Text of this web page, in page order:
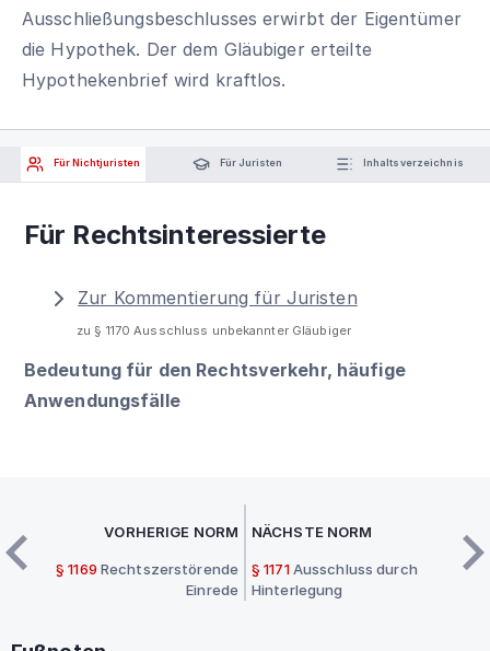
Ausschließungsbeschlusses erwirbt der Eigentümer
die Hypothek. Der dem Gläubiger erteilte
Hypothekenbrief wird kraftlos.
Für Nichtjuristen Für Juristen Inhaltsverzeichnis
Für Rechtsinteressierte
Zur Kommentierung für Juristen
zu § 1170 Ausschluss unbekannter Gläubiger
Bedeutung für den Rechtsverkehr, häufige
Anwendungsfälle
VORHERIGE NORM
§ 1169 Rechtszerstörende
Einrede
NÄCHSTE NORM
§ 1171 Ausschluss durch
Hinterlegung